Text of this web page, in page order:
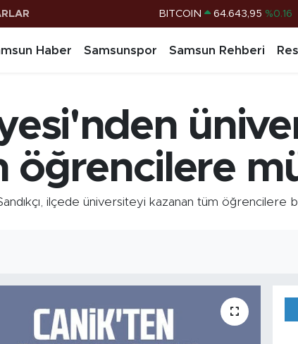
DOLAR 47,6704 %0
EURO 55,0406 %-0.08
G.ALTIN 6500.87
BİST100 13.799 %70
Haber Samsunspor Samsun Rehberi
öğrencilere
ilçede üniversiteyi kazanan tüm